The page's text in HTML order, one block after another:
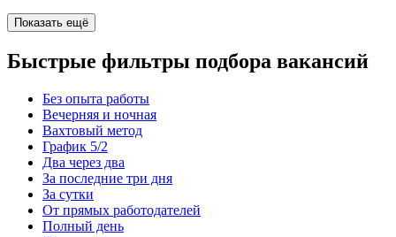
Показать ещё
Быстрые фильтры подбора вакансий
Без опыта работы
Вечерняя и ночная
Вахтовый метод
График 5/2
Два через два
За последние три дня
За сутки
От прямых работодателей
Полный день